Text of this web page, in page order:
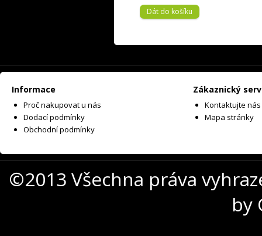
Dát do košíku
Informace
Proč nakupovat u nás
Dodací podmínky
Obchodní podmínky
Zákaznický
Kontaktujte nás
Mapa stránky
©2013 Všechna práva
by